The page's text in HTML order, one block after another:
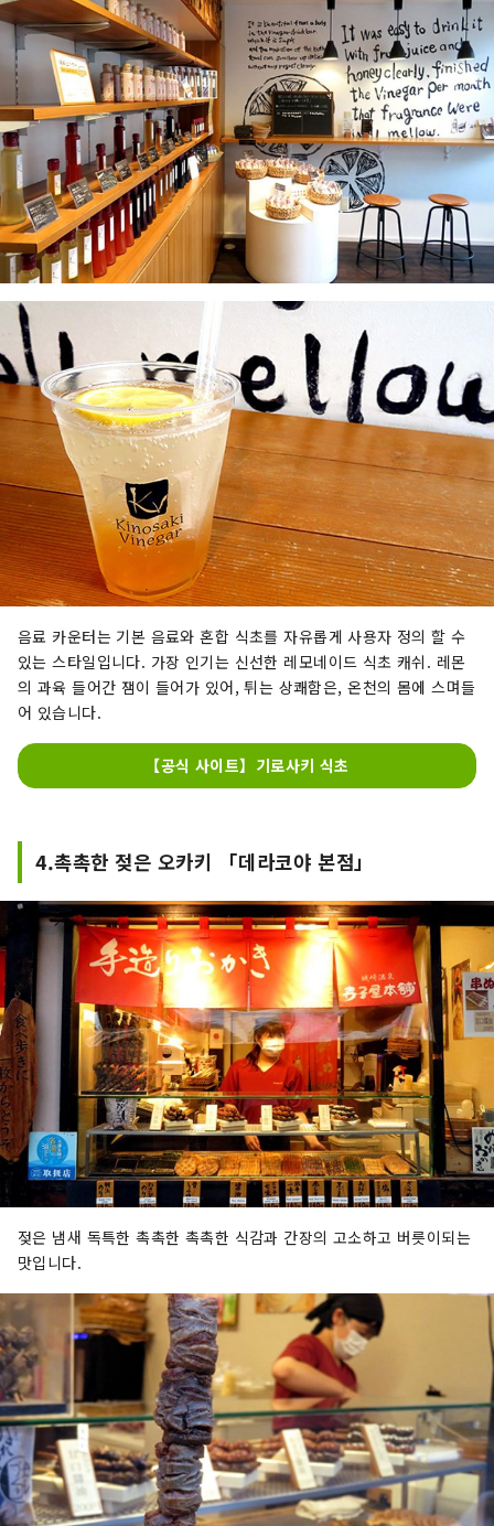
음료 카운터는 기본 음료와 혼합 식초를 자유롭게 사용자 정의 할 수
있는 스타일입니다. 가장 인기는 신선한 레모네이드 식초 캐쉬. 레몬
의 과육 들어간 잼이 들어가 있어, 튀는 상쾌함은, 온천의 몸에 스며들
어 있습니다.
【공식 사이트】기로사키 식초
4.촉촉한 젖은 오카키 「데라코야 본점」
젖은 냄새 독특한 촉촉한 촉촉한 식감과 간장의 고소하고 버릇이되는
맛입니다.